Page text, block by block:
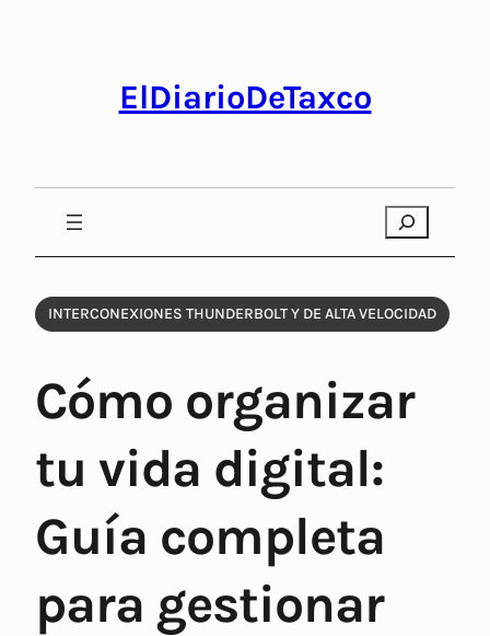
ElDiarioDeTaxco
Search
INTERCONEXIONES THUNDERBOLT Y DE ALTA VELOCIDAD
Cómo organizar
tu vida digital:
Guía completa
para gestionar